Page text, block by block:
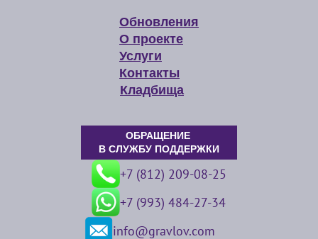
Обновления
О проекте
Услуги
Контакты
Кладбища
ОБРАЩЕНИЕ
В СЛУЖБУ ПОДДЕРЖКИ
+7 (812) 209-08-25
+7 (993) 484-27-34
info@gravlov.com